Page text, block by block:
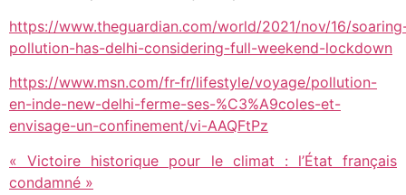
https://www.theguardian.com/world/2021/nov/16/
pollution-has-delhi-considering-full-weekend-lockdown
https://www.msn.com/fr-fr/lifestyle/voyage/pollution-
en-inde-new-delhi-ferme-ses-%C3%A9coles-et-
envisage-un-confinement/vi-AAQFtPz
« Victoire historique pour le climat : l’État français
condamné »